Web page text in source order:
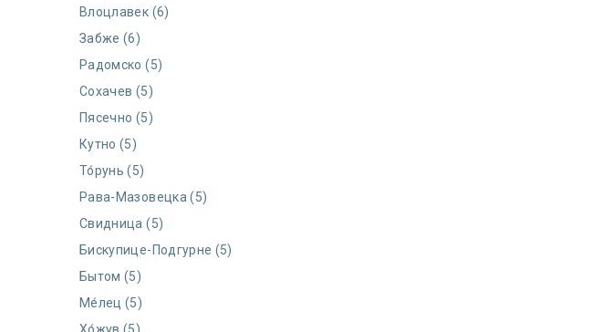
Влоцлавек (6)
Забже (6)
Радомско (5)
Сохачев (5)
Пясечно (5)
Кутно (5)
То́рунь (5)
Рава-Мазовецка (5)
Свидница (5)
Бискупице-Подгурне (5)
Бытом (5)
Ме́лец (5)